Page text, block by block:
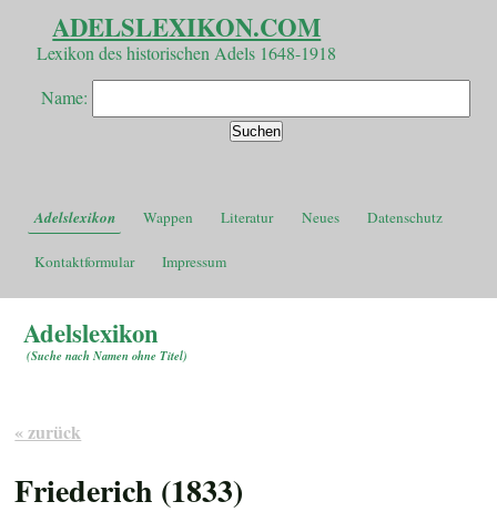
ADELSLEXIKON.COM
Lexikon des historischen Adels 1648-1918
Name:
Adelslexikon Wappen Literatur Neues Datenschutz
Kontaktformular Impressum
Adelslexikon
(Suche nach Namen ohne Titel)
« zurück
Friederich (1833)